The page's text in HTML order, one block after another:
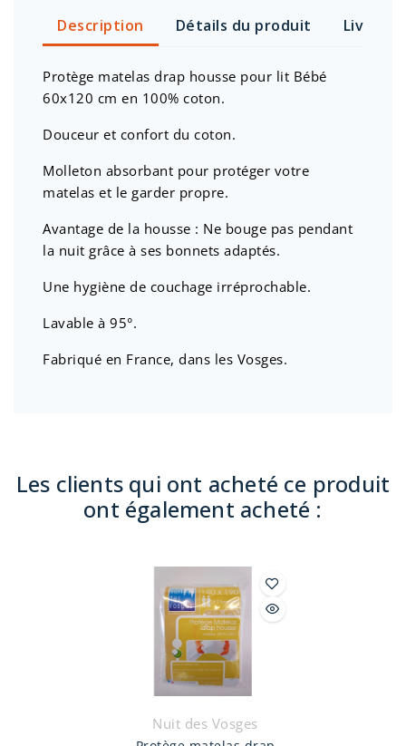
Description Détails du produit
Protège matelas drap housse pour lit Bébé
60x120 cm en 100% coton.
Douceur et confort du coton.
Molleton absorbant pour protéger votre
matelas et le garder propre.
Avantage de la housse : Ne bouge pas pendant
la nuit grâce à ses bonnets adaptés.
Une hygiène de couchage irréprochable.
Lavable à 95°.
Fabriqué en France, dans les Vosges.
Les clients qui ont acheté ce produit
ont également acheté :
Nuit des Vosges